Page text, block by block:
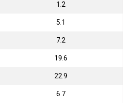
1.2
5.1
7.2
19.6
22.9
6.7